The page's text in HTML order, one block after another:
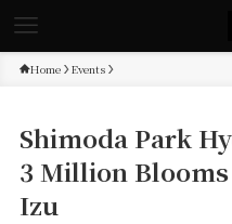
Home Events
Shimoda Park
3 Million
Izu